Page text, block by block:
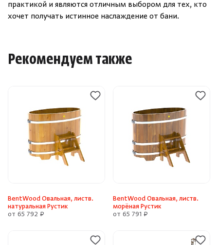
практикой и являются отличным выбором для тех, кто
хочет получать истинное наслаждение от бани.
Рекомендуем также
BentWood Овальная, листв.
натуральная Рустик
от 65 792 ₽
BentWood Овальная, листв.
морёная Рустик
от 65 791 ₽